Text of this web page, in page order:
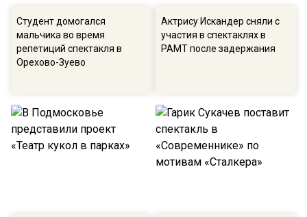
Студент домогался
мальчика во время
репетиций спектакля в
Орехово-Зуево
Актрису Искандер сняли с
участия в спектаклях в
РАМТ после задержания